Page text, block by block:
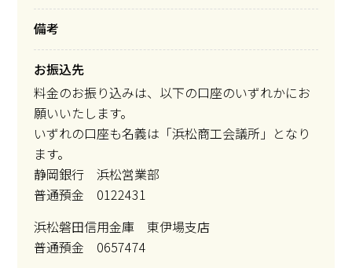
備考
お振込先
料金のお振り込みは、以下の口座のいずれかにお
願いいたします。
いずれの口座も名義は「浜松商工会議所」となり
ます。
静岡銀行 浜松営業部
普通預金 0122431
浜松磐田信用金庫 東伊場支店
普通預金 0657474